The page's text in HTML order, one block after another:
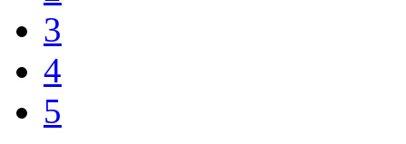
3
4
5